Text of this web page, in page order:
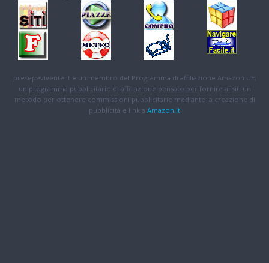
presepevivente.it è un membro del Programma di affiliazione Amazon UE,
un programma pubblicitario di affiliazione pensato per fornire ai siti un
metodo per ottenere commissioni pubblicitarie mediante la creazione di
pubblicità e link a Amazon.it